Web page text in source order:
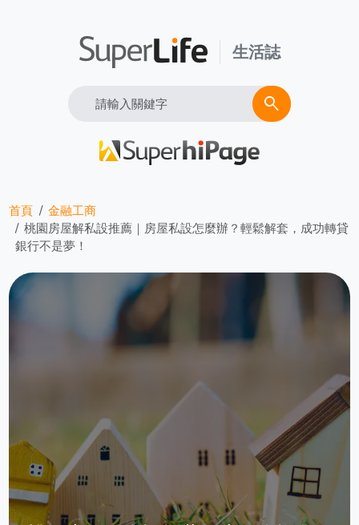
生活誌
Search search
首頁
金融工商
桃園房屋解私設推薦｜房屋私設怎麼辦？輕鬆解套，成功轉貸
銀行不是夢！